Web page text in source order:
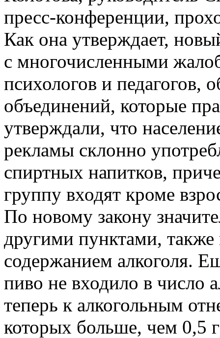
пресс-конференции,
Как она утверждает,
с многочисленными
психологов и педагогов,
объединений, которые
утверждали, что
рекламы склонно
спиртных напитков,
группу входят кроме
По новому закону
другими пунктами, также
содержанием алкоголя.
пиво не входило в число
теперь к алкогольным
которых больше, чем 0,5